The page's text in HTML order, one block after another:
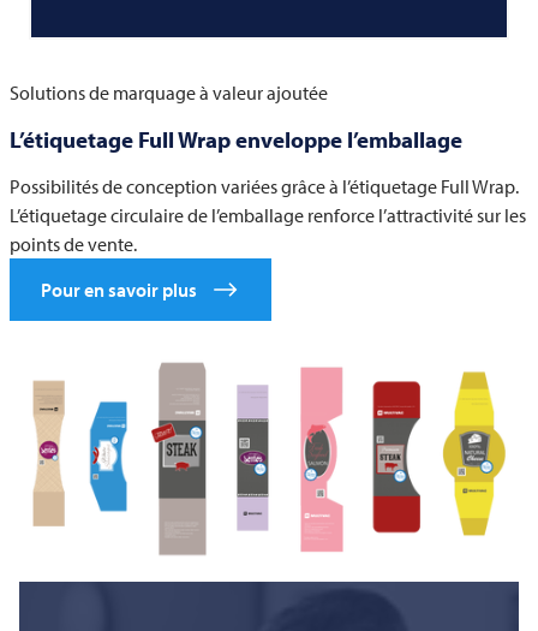
Solutions de marquage à valeur ajoutée
L’étiquetage Full Wrap enveloppe l’emballage
Possibilités de conception variées grâce à l’étiquetage Full Wrap.
L’étiquetage circulaire de l’emballage renforce l’attractivité sur les
points de vente.
Pour en savoir plus